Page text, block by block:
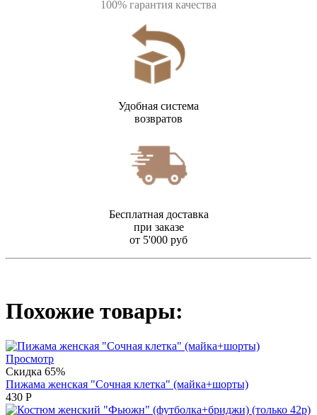
100% гарантия качества
Удобная система
возвратов
Бесплатная доставка
при заказе
от 5'000 руб
Похожие товары:
Просмотр
Скидка 65%
Пижама женская "Сочная клетка" (майка+шорты)
430 Р